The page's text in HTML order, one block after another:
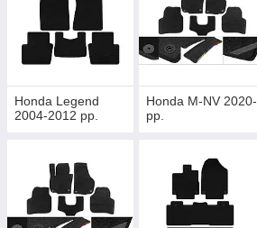
Honda Legend
2004-2012 рр.
Honda M-NV 2020-
рр.